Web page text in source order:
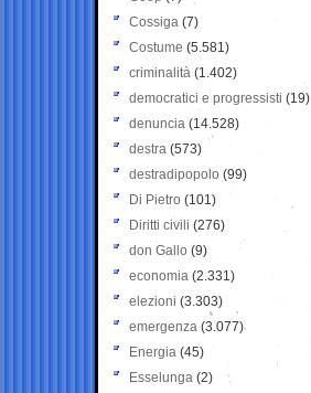
Cossiga (7)
Costume (5.581)
criminalità (1.402)
democratici e progressisti (19)
denuncia (14.528)
destra (573)
destradipopolo (99)
Di Pietro (101)
Diritti civili (276)
don Gallo (9)
economia (2.331)
elezioni (3.303)
emergenza (3.077)
Energia (45)
Esselunga (2)